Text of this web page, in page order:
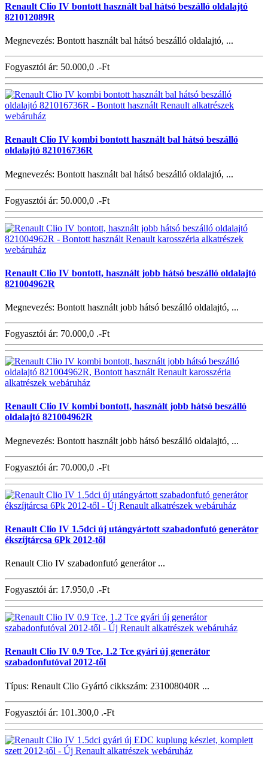
Renault Clio IV bontott használt bal hátsó beszálló oldalajtó
821012089R
Megnevezés: Bontott használt bal hátsó beszálló oldalajtó, ...
Fogyasztói ár: 50.000,0 .-Ft
Renault Clio IV kombi bontott használt bal hátsó beszálló
oldalajtó 821016736R
Megnevezés: Bontott használt bal hátsó beszálló oldalajtó, ...
Fogyasztói ár: 50.000,0 .-Ft
Renault Clio IV bontott, használt jobb hátsó beszálló oldalajtó
821004962R
Megnevezés: Bontott használt jobb hátsó beszálló oldalajtó, ...
Fogyasztói ár: 70.000,0 .-Ft
Renault Clio IV kombi bontott, használt jobb hátsó beszálló
oldalajtó 821004962R
Megnevezés: Bontott használt jobb hátsó beszálló oldalajtó, ...
Fogyasztói ár: 70.000,0 .-Ft
Renault Clio IV 1.5dci új utángyártott szabadonfutó generátor
ékszíjtárcsa 6Pk 2012-től
Renault Clio IV szabadonfutó generátor ...
Fogyasztói ár: 17.950,0 .-Ft
Renault Clio IV 0.9 Tce, 1.2 Tce gyári új generátor
szabadonfutóval 2012-től
Típus: Renault Clio Gyártó cikkszám: 231008040R ...
Fogyasztói ár: 101.300,0 .-Ft